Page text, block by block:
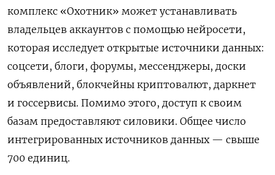
комплекс «Охотник» может устанавливать
владельцев аккаунтов с помощью нейросети,
которая исследует открытые источники данных:
соцсети, блоги, форумы, мессенджеры, доски
объявлений, блокчейны криптовалют, даркнет
и госсервисы. Помимо этого, доступ к своим
базам предоставляют силовики. Общее число
интегрированных источников данных — свыше
700 единиц.